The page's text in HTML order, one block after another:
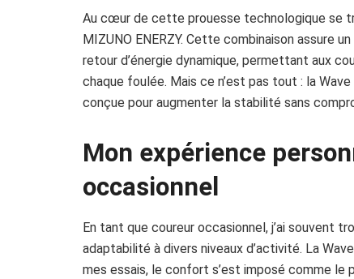
Au cœur de cette prouesse technologique se
MIZUNO ENERZY. Cette combinaison assure
retour d’énergie dynamique, permettant aux
chaque foulée. Mais ce n’est pas tout : la
conçue pour augmenter la stabilité sans
Mon expérience
occasionnel
En tant que coureur occasionnel, j’ai souvent
adaptabilité à divers niveaux d’activité. La
mes essais, le confort s’est imposé comme